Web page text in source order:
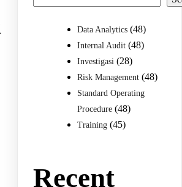
Data Analytics (48)
Internal Audit (48)
Investigasi (28)
Risk Management (48)
Standard Operating
Procedure (48)
Training (45)
Recent